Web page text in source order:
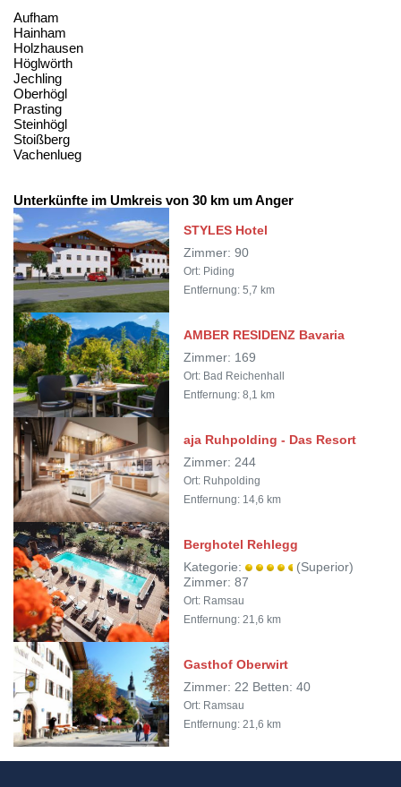
Aufham
Hainham
Holzhausen
Höglwörth
Jechling
Oberhögl
Prasting
Steinhögl
Stoißberg
Vachenlueg
Unterkünfte im Umkreis von 30 km um Anger
STYLES Hotel
Zimmer: 90
Ort: Piding
Entfernung: 5,7 km
AMBER RESIDENZ Bavaria
Zimmer: 169
Ort: Bad Reichenhall
Entfernung: 8,1 km
aja Ruhpolding - Das Resort
Zimmer: 244
Ort: Ruhpolding
Entfernung: 14,6 km
Berghotel Rehlegg
Kategorie:
(Superior)
Zimmer: 87
Ort: Ramsau
Entfernung: 21,6 km
Gasthof Oberwirt
Zimmer: 22 Betten: 40
Ort: Ramsau
Entfernung: 21,6 km